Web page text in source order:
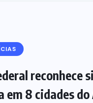
reconhece
em 8 cidades do